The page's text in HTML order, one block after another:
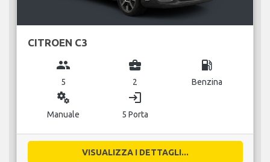
CITROEN C3
group
5
business_center
2
local_gas_station
Benzina
miscellaneous_services
Manuale
login
5 Porta
VISUALIZZA I DETTAGLI...